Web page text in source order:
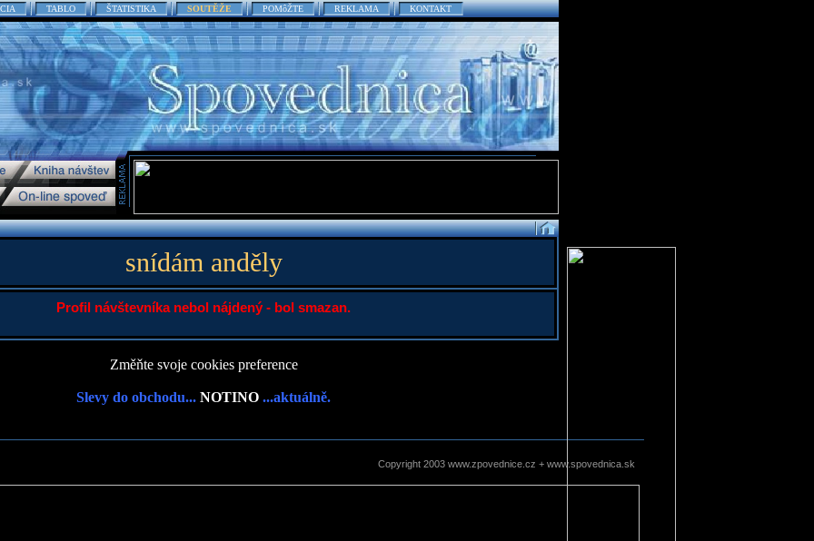
TABLO ŠTATISTIKA SOUTĚŽE POMôŽTE REKLAMA KONTAKT
snídám anděly
Profil návštevníka nebol nájdený - bol smazan.
Změňte svoje cookies preference
Slevy do obchodu... NOTINO ...aktuálně.
Copyright 2003 www.zpovednice.cz + www.spovednica.sk